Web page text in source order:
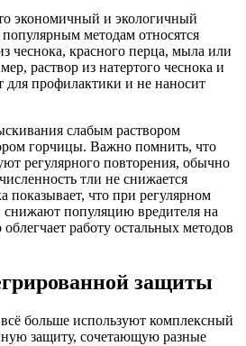
экономичный и экологичный
методам относятся
чеснока, красного перца, мыла или
раствор из натертого чеснока и
для профилактики и не наносит
слабым раствором
горчицы. Важно помнить, что
регулярного повторения, обычно
тли не снижается
показывает, что при регулярном
популяцию вредителя на
работу остальных методов
защиты
больше используют комплексный
защиту, сочетающую разные